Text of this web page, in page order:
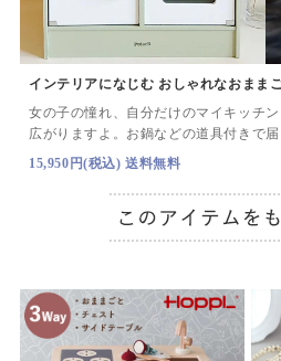
インテリアになじむ おしゃれなおまま
女の子の憧れ、自分だけのマイキッチ
広がりますよ。お鍋などの道具付きで
15,950円(税込) 送料無料